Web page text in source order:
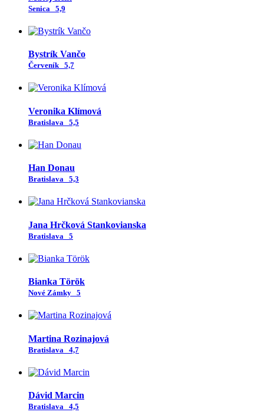
Senica 5,9
Bystrík Vančo
Červeník 5,7
Veronika Klímová
Bratislava 5,5
Han Donau
Bratislava 5,3
Jana Hrčková Stankovianska
Bratislava 5
Bianka Török
Nové Zámky 5
Martina Rozinajová
Bratislava 4,7
Dávid Marcin
Bratislava 4,5